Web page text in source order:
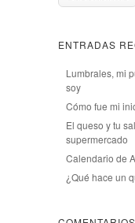
ENTRADAS
Lumbrales, mi
soy
Cómo fue mi
El queso y tu
supermercado
Calendario de
¿Qué hace un